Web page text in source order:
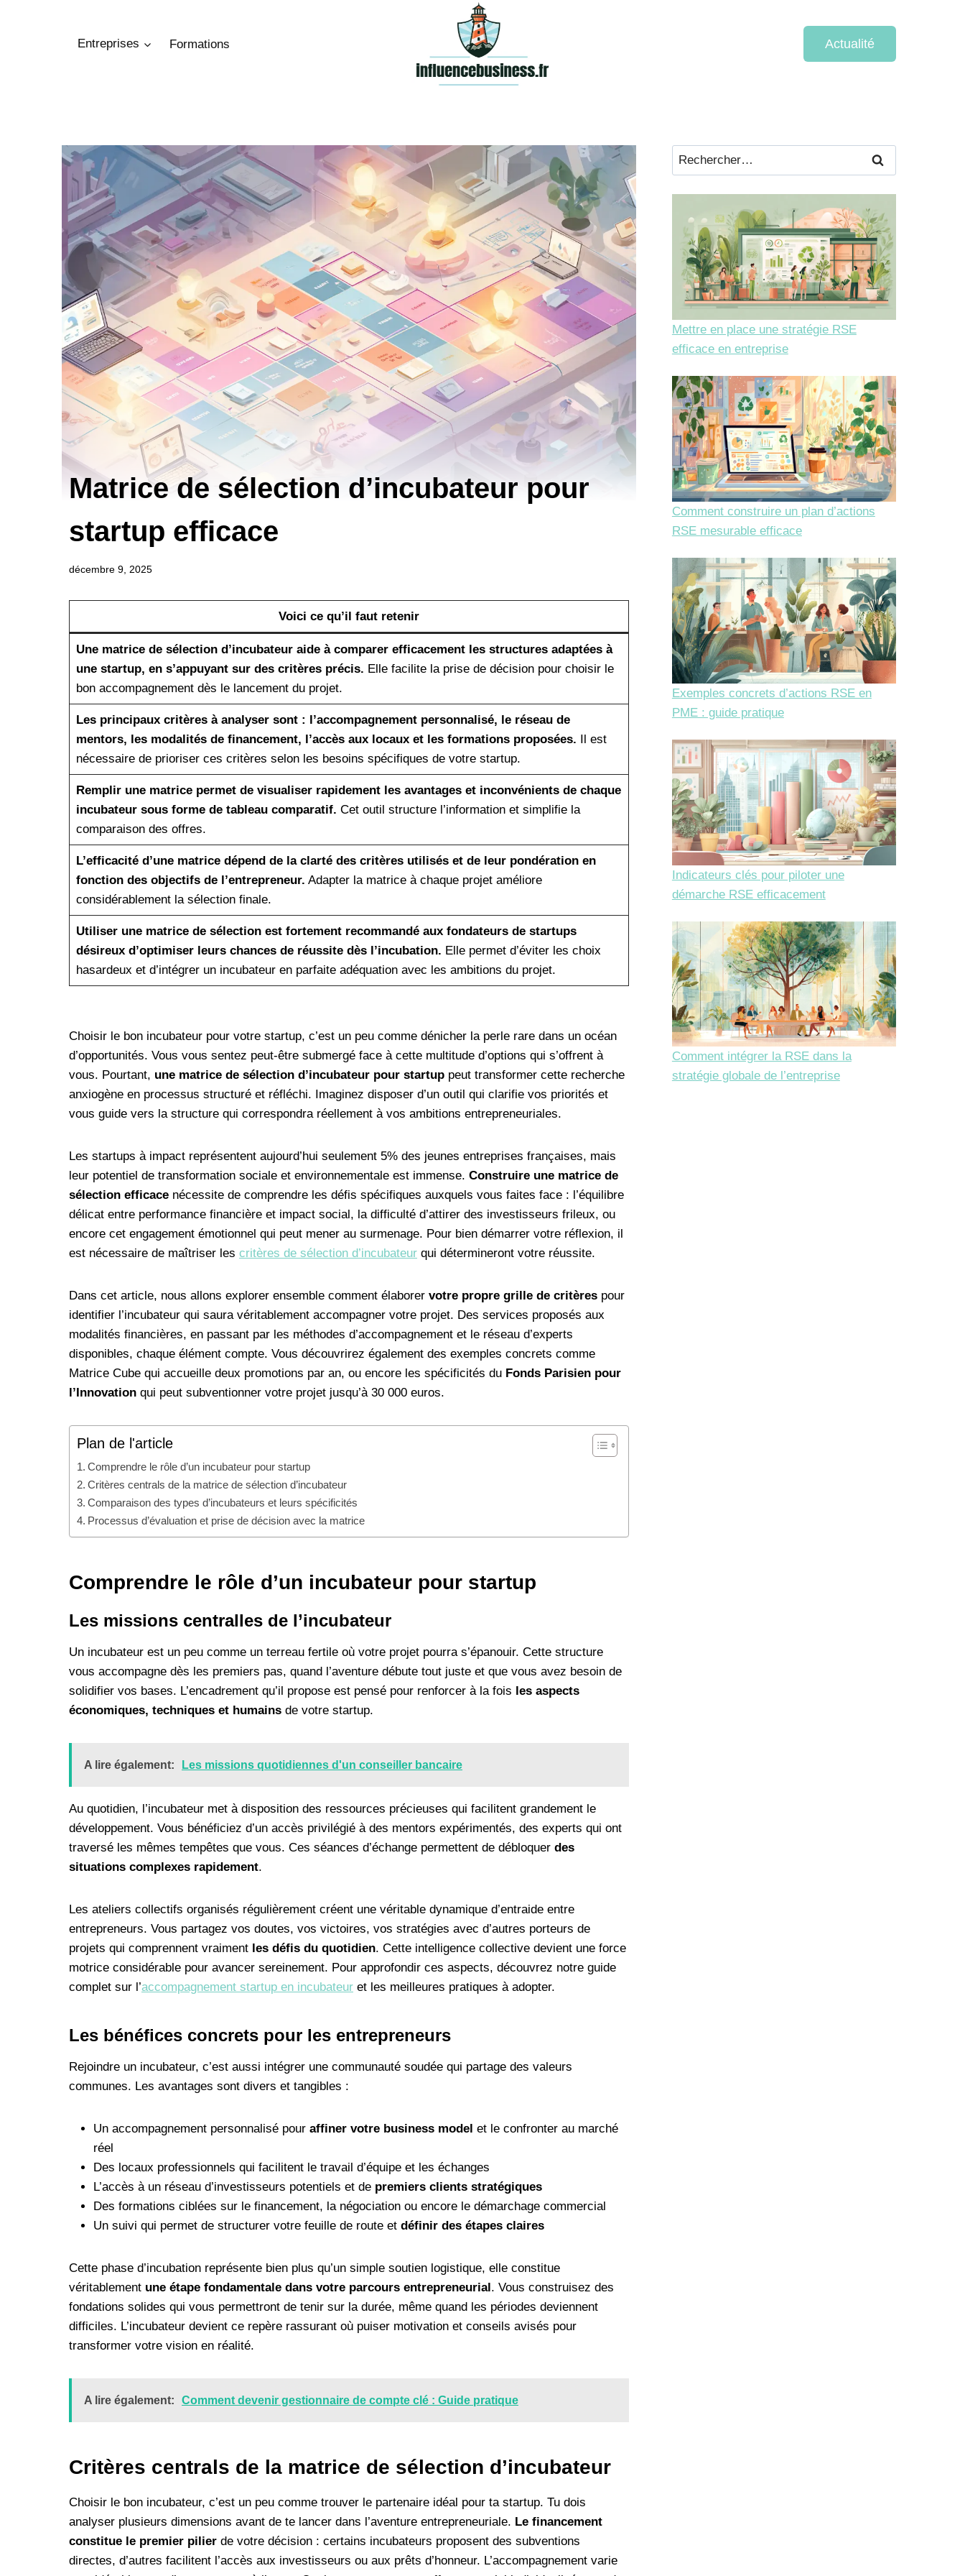
Entreprises Formations Actualité
Matrice de sélection d’incubateur pour
startup efficace
décembre 9, 2025
Voici ce qu’il faut retenir
Une matrice de sélection d’incubateur aide à comparer efficacement les structures adaptées à
une startup, en s’appuyant sur des critères précis. Elle facilite la prise de décision pour choisir le
bon accompagnement dès le lancement du projet.
Les principaux critères à analyser sont : l’accompagnement personnalisé, le réseau de
mentors, les modalités de financement, l’accès aux locaux et les formations proposées. Il est
nécessaire de prioriser ces critères selon les besoins spécifiques de votre startup.
Remplir une matrice permet de visualiser rapidement les avantages et inconvénients de chaque
incubateur sous forme de tableau comparatif. Cet outil structure l’information et simplifie la
comparaison des offres.
L’efficacité d’une matrice dépend de la clarté des critères utilisés et de leur pondération en
fonction des objectifs de l’entrepreneur. Adapter la matrice à chaque projet améliore
considérablement la sélection finale.
Utiliser une matrice de sélection est fortement recommandé aux fondateurs de startups
désireux d’optimiser leurs chances de réussite dès l’incubation. Elle permet d’éviter les choix
hasardeux et d’intégrer un incubateur en parfaite adéquation avec les ambitions du projet.
Choisir le bon incubateur pour votre startup, c’est un peu comme dénicher la perle rare dans un océan
d’opportunités. Vous vous sentez peut-être submergé face à cette multitude d’options qui s’offrent à
vous. Pourtant, une matrice de sélection d’incubateur pour startup peut transformer cette recherche
anxiogène en processus structuré et réfléchi. Imaginez disposer d’un outil qui clarifie vos priorités et
vous guide vers la structure qui correspondra réellement à vos ambitions entrepreneuriales.
Les startups à impact représentent aujourd’hui seulement 5% des jeunes entreprises françaises, mais
leur potentiel de transformation sociale et environnementale est immense. Construire une matrice de
sélection efficace nécessite de comprendre les défis spécifiques auxquels vous faites face : l’équilibre
délicat entre performance financière et impact social, la difficulté d’attirer des investisseurs frileux, ou
encore cet engagement émotionnel qui peut mener au surmenage. Pour bien démarrer votre réflexion, il
est nécessaire de maîtriser les critères de sélection d’incubateur qui détermineront votre réussite.
Dans cet article, nous allons explorer ensemble comment élaborer votre propre grille de critères pour
identifier l’incubateur qui saura véritablement accompagner votre projet. Des services proposés aux
modalités financières, en passant par les méthodes d’accompagnement et le réseau d’experts
disponibles, chaque élément compte. Vous découvrirez également des exemples concrets comme
Matrice Cube qui accueille deux promotions par an, ou encore les spécificités du Fonds Parisien pour
l’Innovation qui peut subventionner votre projet jusqu’à 30 000 euros.
Plan de l'article
Comprendre le rôle d’un incubateur pour startup
Critères centrals de la matrice de sélection d’incubateur
Comparaison des types d’incubateurs et leurs spécificités
Processus d’évaluation et prise de décision avec la matrice
Comprendre le rôle d’un incubateur pour startup
Les missions centralles de l’incubateur
Un incubateur est un peu comme un terreau fertile où votre projet pourra s’épanouir. Cette structure
vous accompagne dès les premiers pas, quand l’aventure débute tout juste et que vous avez besoin de
solidifier vos bases. L’encadrement qu’il propose est pensé pour renforcer à la fois les aspects
économiques, techniques et humains de votre startup.
A lire également: Les missions quotidiennes d'un conseiller bancaire
Au quotidien, l’incubateur met à disposition des ressources précieuses qui facilitent grandement le
développement. Vous bénéficiez d’un accès privilégié à des mentors expérimentés, des experts qui ont
traversé les mêmes tempêtes que vous. Ces séances d’échange permettent de débloquer des
situations complexes rapidement.
Les ateliers collectifs organisés régulièrement créent une véritable dynamique d’entraide entre
entrepreneurs. Vous partagez vos doutes, vos victoires, vos stratégies avec d’autres porteurs de
projets qui comprennent vraiment les défis du quotidien. Cette intelligence collective devient une force
motrice considérable pour avancer sereinement. Pour approfondir ces aspects, découvrez notre guide
complet sur l’accompagnement startup en incubateur et les meilleures pratiques à adopter.
Les bénéfices concrets pour les entrepreneurs
Rejoindre un incubateur, c’est aussi intégrer une communauté soudée qui partage des valeurs
communes. Les avantages sont divers et tangibles :
Un accompagnement personnalisé pour affiner votre business model et le confronter au marché
réel
Des locaux professionnels qui facilitent le travail d’équipe et les échanges
L’accès à un réseau d’investisseurs potentiels et de premiers clients stratégiques
Des formations ciblées sur le financement, la négociation ou encore le démarchage commercial
Un suivi qui permet de structurer votre feuille de route et définir des étapes claires
Cette phase d’incubation représente bien plus qu’un simple soutien logistique, elle constitue
véritablement une étape fondamentale dans votre parcours entrepreneurial . Vous construisez des
fondations solides qui vous permettront de tenir sur la durée, même quand les périodes deviennent
difficiles. L’incubateur devient ce repère rassurant où puiser motivation et conseils avisés pour
transformer votre vision en réalité.
A lire également: Comment devenir gestionnaire de compte clé : Guide pratique
Critères centrals de la matrice de sélection d’incubateur
Choisir le bon incubateur, c’est un peu comme trouver le partenaire idéal pour ta startup. Tu dois
analyser plusieurs dimensions avant de te lancer dans l’aventure entrepreneuriale. Le financement
constitue le premier pilier de votre décision : certains incubateurs proposent des subventions
directes, d’autres facilitent l’accès aux investisseurs ou aux prêts d’honneur. L’accompagnement varie
Rechercher :
Mettre en place une stratégie RSE
efficace en entreprise
Comment construire un plan d’actions
RSE mesurable efficace
Exemples concrets d’actions RSE en
PME : guide pratique
Indicateurs clés pour piloter une
démarche RSE efficacement
Comment intégrer la RSE dans la
stratégie globale de l’entreprise